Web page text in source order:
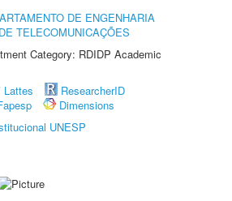
DE ENGENHARIA
TELECOMUNICAÇÕES
Category: RDIDP Academic
Lattes
ResearcherID
Dimensions
UNESP